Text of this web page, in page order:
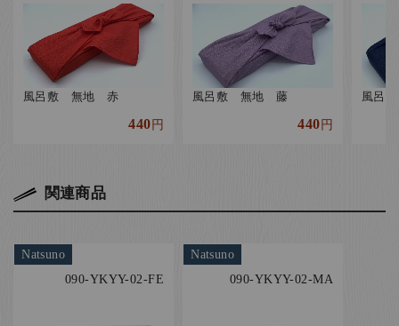
風呂敷 無地 赤
440円
風呂敷 無地 藤
440円
風呂
関連商品
Natsuno
090-YKYY-02-FE
Natsuno
090-YKYY-02-MA